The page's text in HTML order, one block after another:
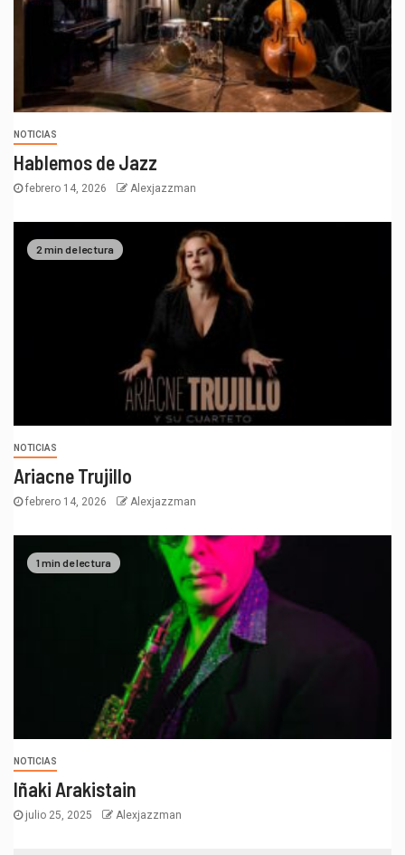
NOTICIAS
Hablemos de Jazz
febrero 14, 2026 Alexjazzman
2 min de lectura
NOTICIAS
Ariacne Trujillo
febrero 14, 2026 Alexjazzman
1 min de lectura
NOTICIAS
Iñaki Arakistain
julio 25, 2025 Alexjazzman